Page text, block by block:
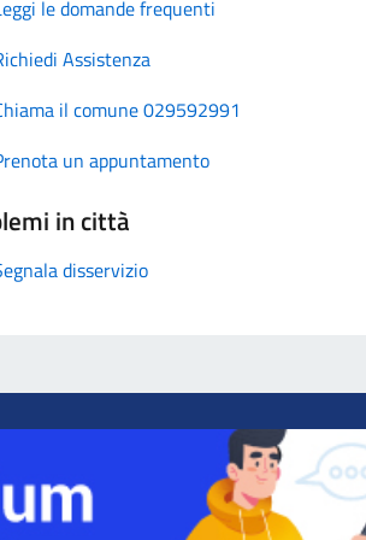
le domande frequenti
Assistenza
il comune 029592991
un appuntamento
in città
disservizio